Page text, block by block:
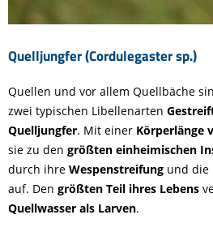
Quelljungfer (Cordulegaster sp.)
Quellen und vor allem Quellbäche
zwei typischen Libellenarten
Quelljungfer. Mit einer Körperlänge
sie zu den größten einheimischen
durch ihre Wespenstreifung und die
auf. Den größten Teil ihres Lebens
Quellwasser als Larven.